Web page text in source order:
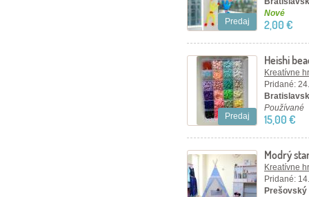
Predaj
Nové
2,00 €
Predaj
Heishi
5mm
Kreatívne
Pridané:
Používané
15,00 €
Modrý
Kreatívne
Pridané:
Prešovský